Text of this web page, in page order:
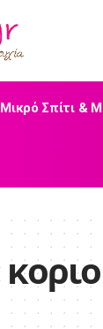
Μικρό Σπίτι &